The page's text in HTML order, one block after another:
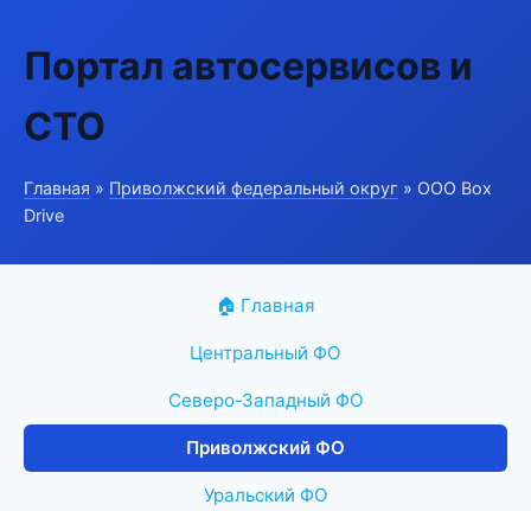
Портал автосервисов и
СТО
Главная » Приволжский федеральный округ » ООО Box
Drive
🏠 Главная
Центральный ФО
Северо-Западный ФО
Приволжский ФО
Уральский ФО